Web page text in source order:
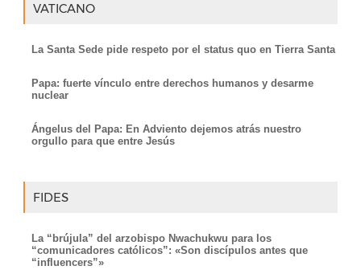
VATICANO
La Santa Sede pide respeto por el status quo en Tierra Santa
Papa: fuerte vínculo entre derechos humanos y desarme
nuclear
Ángelus del Papa: En Adviento dejemos atrás nuestro
orgullo para que entre Jesús
FIDES
La “brújula” del arzobispo Nwachukwu para los
“comunicadores católicos”: «Son discípulos antes que
“influencers”»